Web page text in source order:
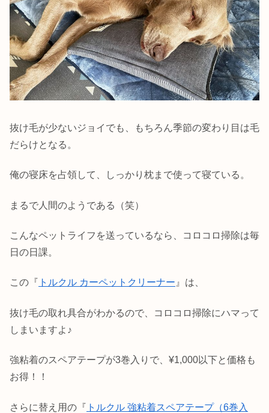
抜け毛が少ないジョイでも、もちろん季節の変わり目は毛
だらけとなる。
俺の寝床を占領して、しっかり枕まで使って寝ている。
まるで人間のようである（笑）
こんなペットライフを送っているなら、コロコロ掃除は毎
日の日課。
この『 トルクル カーペットクリーナー』は、
抜け毛の取れ具合がわかるので、コロコロ掃除にハマって
しまいますよ♪
強粘着のスペアテープが3巻入りで、¥1,000以下と価格も
お得！！
さらに替え用の『 トルクル 強粘着スペアテープ（6巻入